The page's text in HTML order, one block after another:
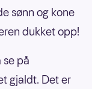
sønn og kone
dukket opp!
på
gjaldt. Det er